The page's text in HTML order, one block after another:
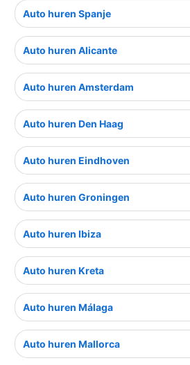
Auto huren Spanje
Auto huren Alicante
Auto huren Amsterdam
Auto huren Den Haag
Auto huren Eindhoven
Auto huren Groningen
Auto huren Ibiza
Auto huren Kreta
Auto huren Málaga
Auto huren Mallorca